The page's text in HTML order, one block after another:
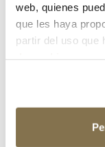
web, quienes
que les haya
partir del uso que